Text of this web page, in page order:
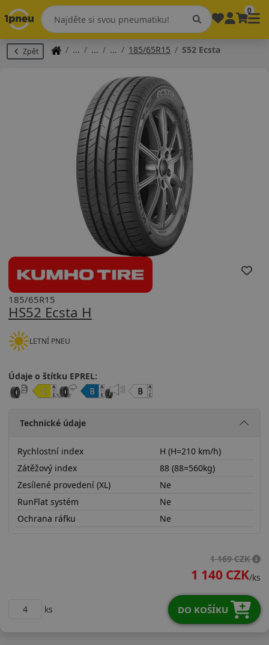
0
Zpět 185/65R15 S52 Ecsta
HS52 Ecsta H
185/65R15
LETNÍ PNEU
Údaje o štítku EPREL:
Technické údaje
Rychlostní index
H (H=210 km/h)
Zátěžový index
88 (88=560kg)
Zesílené provedení (XL)
Ne
RunFlat systém
Ne
Ochrana ráfku
Ne
1 169 CZK
1 140 CZK/ks
ks DO KOŠÍKU